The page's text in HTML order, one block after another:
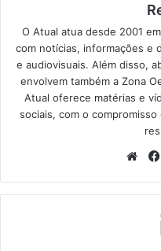
O Atual atua desde 2001
com notícias, informações e
e audiovisuais. Além disso,
envolvem também a Zona
Atual oferece matérias e
sociais, com o
We
te